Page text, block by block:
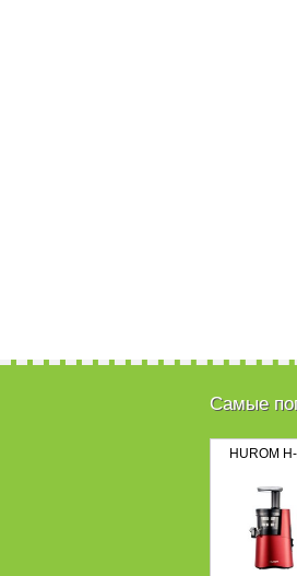
Самые
HUROM